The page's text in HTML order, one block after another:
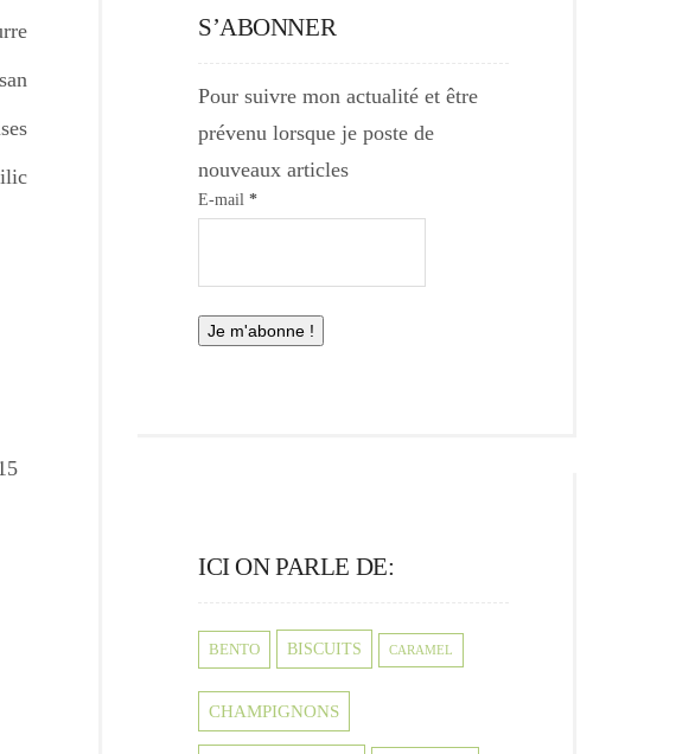
S’ABONNER
Pour suivre mon actualité et être
prévenu lorsque je poste de
nouveaux articles
E-mail *
ICI ON PARLE DE:
BENTO BISCUITS CARAMEL
CHAMPIGNONS